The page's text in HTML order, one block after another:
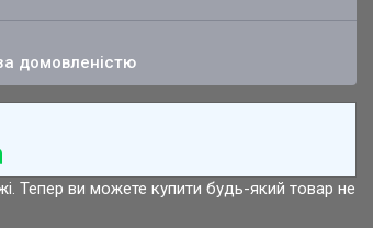
домовленістю
Тепер ви можете купити будь-який товар не